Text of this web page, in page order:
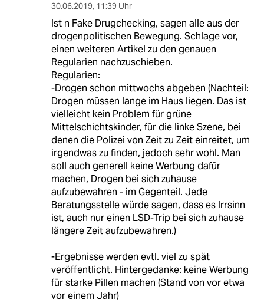
30.06.2019, 11:39 Uhr
Ist n Fake Drugchecking, sagen alle aus der
drogenpolitischen Bewegung. Schlage vor,
einen weiteren Artikel zu den genauen
Regularien nachzuschieben.
Regularien:
-Drogen schon mittwochs abgeben (Nachteil:
Drogen müssen lange im Haus liegen. Das ist
vielleicht kein Problem für grüne
Mittelschichtskinder, für die linke Szene, bei
denen die Polizei von Zeit zu Zeit einreitet, um
irgendwas zu finden, jedoch sehr wohl. Man
soll auch generell keine Werbung dafür
machen, Drogen bei sich zuhause
aufzubewahren - im Gegenteil. Jede
Beratungsstelle würde sagen, dass es Irrsinn
ist, auch nur einen LSD-Trip bei sich zuhause
längere Zeit aufzubewahren.)
-Ergebnisse werden evtl. viel zu spät
veröffentlicht. Hintergedanke: keine Werbung
für starke Pillen machen (Stand von vor etwa
vor einem Jahr)